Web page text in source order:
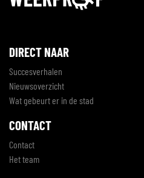
DIRECT NAAR
Succesverhalen
Nieuwsoverzicht
Wat gebeurt er in de stad
CONTACT
Contact
Het team